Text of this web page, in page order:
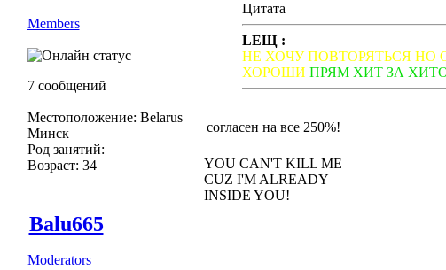
Members
7 сообщений
Местоположение: Belarus
Минск
Род занятий:
Возраст: 34
Цитата
LEЩ :
НЕ ХОЧУ ПОВТОРЯТЬСЯ НО
ХОРОШИ ПРЯМ ХИТ ЗА
согласен на все 250%!
YOU CAN'T KILL ME
CUZ I'M ALREADY
INSIDE YOU!
Balu665
Moderators